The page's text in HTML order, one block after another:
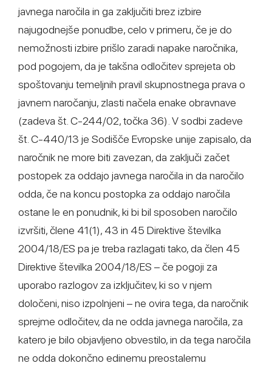
javnega naročila in ga zaključiti brez izbire
najugodnejše ponudbe, celo v primeru, če je do
nemožnosti izbire prišlo zaradi napake naročnika,
pod pogojem, da je takšna odločitev sprejeta ob
spoštovanju temeljnih pravil skupnostnega prava o
javnem naročanju, zlasti načela enake obravnave
(zadeva št. C-244/02, točka 36). V sodbi zadeve
št. C-440/13 je Sodišče Evropske unije zapisalo, da
naročnik ne more biti zavezan, da zaključi začet
postopek za oddajo javnega naročila in da naročilo
odda, če na koncu postopka za oddajo naročila
ostane le en ponudnik, ki bi bil sposoben naročilo
izvršiti, člene 41(1), 43 in 45 Direktive številka
2004/18/ES pa je treba razlagati tako, da člen 45
Direktive številka 2004/18/ES – če pogoji za
uporabo razlogov za izključitev, ki so v njem
določeni, niso izpolnjeni – ne ovira tega, da naročnik
sprejme odločitev, da ne odda javnega naročila, za
katero je bilo objavljeno obvestilo, in da tega naročila
ne odda dokončno edinemu preostalemu